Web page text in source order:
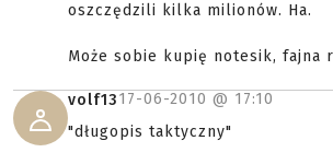
oszczędzili kilka milionów. Ha.
Może sobie kupię notesik, fajna
volf1317-06-2010 @ 17:10
"długopis taktyczny"